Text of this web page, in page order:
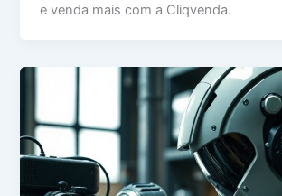
e venda mais com a Cliqvenda.